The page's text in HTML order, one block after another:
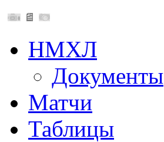
НМХЛ
Документы
Матчи
Таблицы